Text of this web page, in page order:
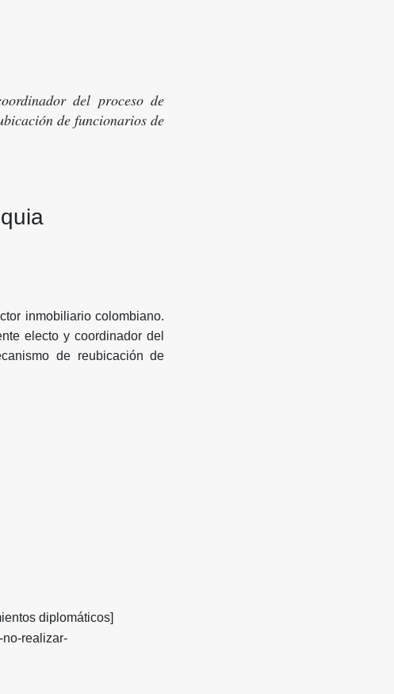
del proceso de
de funcionarios de
inmobiliario colombiano.
electo y coordinador del
de reubicación de
diplomáticos]
realizar-